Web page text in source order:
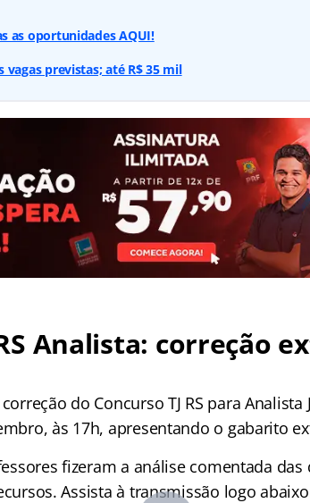
as oportunidades AQUI!
vagas previstas; até R$ 35 mil
Analista: correção
do Concurso TJ RS para
às 17h, apresentando o gabarito
fizeram a análise comentada
Assista à transmissão logo